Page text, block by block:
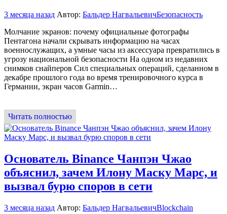
3 месяца назад Автор: Бальдер НагвальевичБезопасность
Молчание экранов: почему официальные фотографы
Пентагона начали скрывать информацию на часах
военнослужащих, а умные часы из аксессуара превратились в
угрозу национальной безопасности На одном из недавних
снимков снайперов Сил специальных операций, сделанном в
декабре прошлого года во время тренировочного курса в
Германии, экран часов Garmin…
Читать полностью
Основатель Binance Чанпэн Чжао
объяснил, зачем Илону Маску Марс, и
вызвал бурю споров в сети
3 месяца назад Автор: Бальдер НагвальевичBlockchain